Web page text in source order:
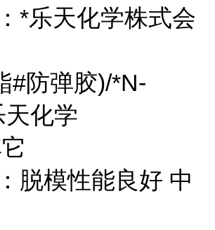
*乐天化学株式会
#防弹胶)/*N-
化学
脱模性能良好 中